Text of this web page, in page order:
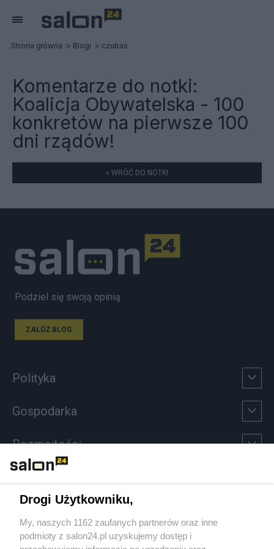
Strona główna Blogi czubas
Komentarze do notki:
Koalicja Obywatelska - 100
konkretów na pierwsze 100
dni rządów!
« WRÓĆ DO NOTKI
Podziel się swoją opinią
ZAŁÓŻ BLOG
Polityka
Gospodarka
Rozmaitości
Sport
Społeczeństwo
Drogi Użytkowniku,
My, naszych 1162 zaufanych partnerów oraz inne
podmioty z salon24.pl uzyskujemy dostęp i